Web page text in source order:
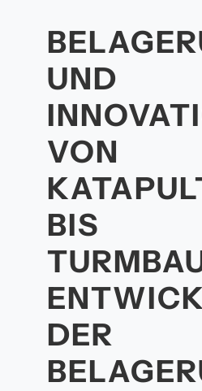
UND
VON
BIS
DER